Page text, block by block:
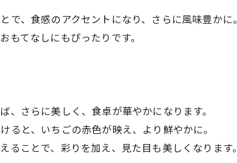
で、食感のアクセントになり、さらに風味豊かに。
もてなしにもぴったりです。
、さらに美しく、食卓が華やかになります。
ると、いちごの赤色が映え、より鮮やかに。
ることで、彩りを加え、見た目も美しくなります。